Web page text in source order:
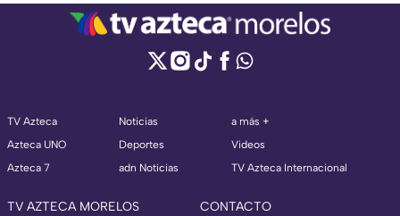
TV Azteca
Azteca UNO
Azteca 7
Noticias
Deportes
adn Noticias
a más +
Videos
TV Azteca Internacional
TV AZTECA MORELOS CONTACTO